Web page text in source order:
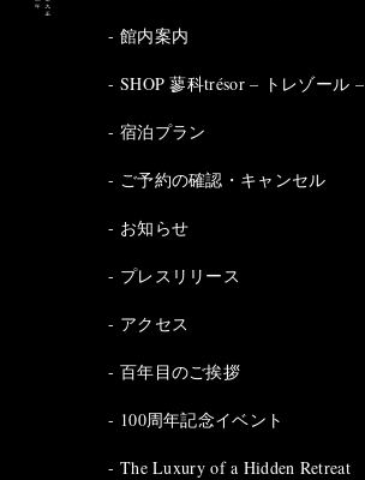
館内案内
SHOP 蓼科trésor – トレゾール –
宿泊プラン
ご予約の確認・キャンセル
お知らせ
プレスリリース
アクセス
百年目のご挨拶
100周年記念イベント
The Luxury of a Hidden Retreat